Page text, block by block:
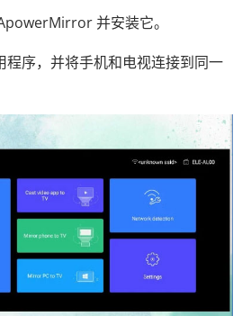
并安装它。
程序，并将手机和电视连接到同一